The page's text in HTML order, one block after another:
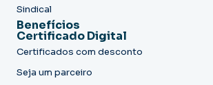
Sindical
Benefícios
Certificado Digital
Certificados com desconto
Seja um parceiro